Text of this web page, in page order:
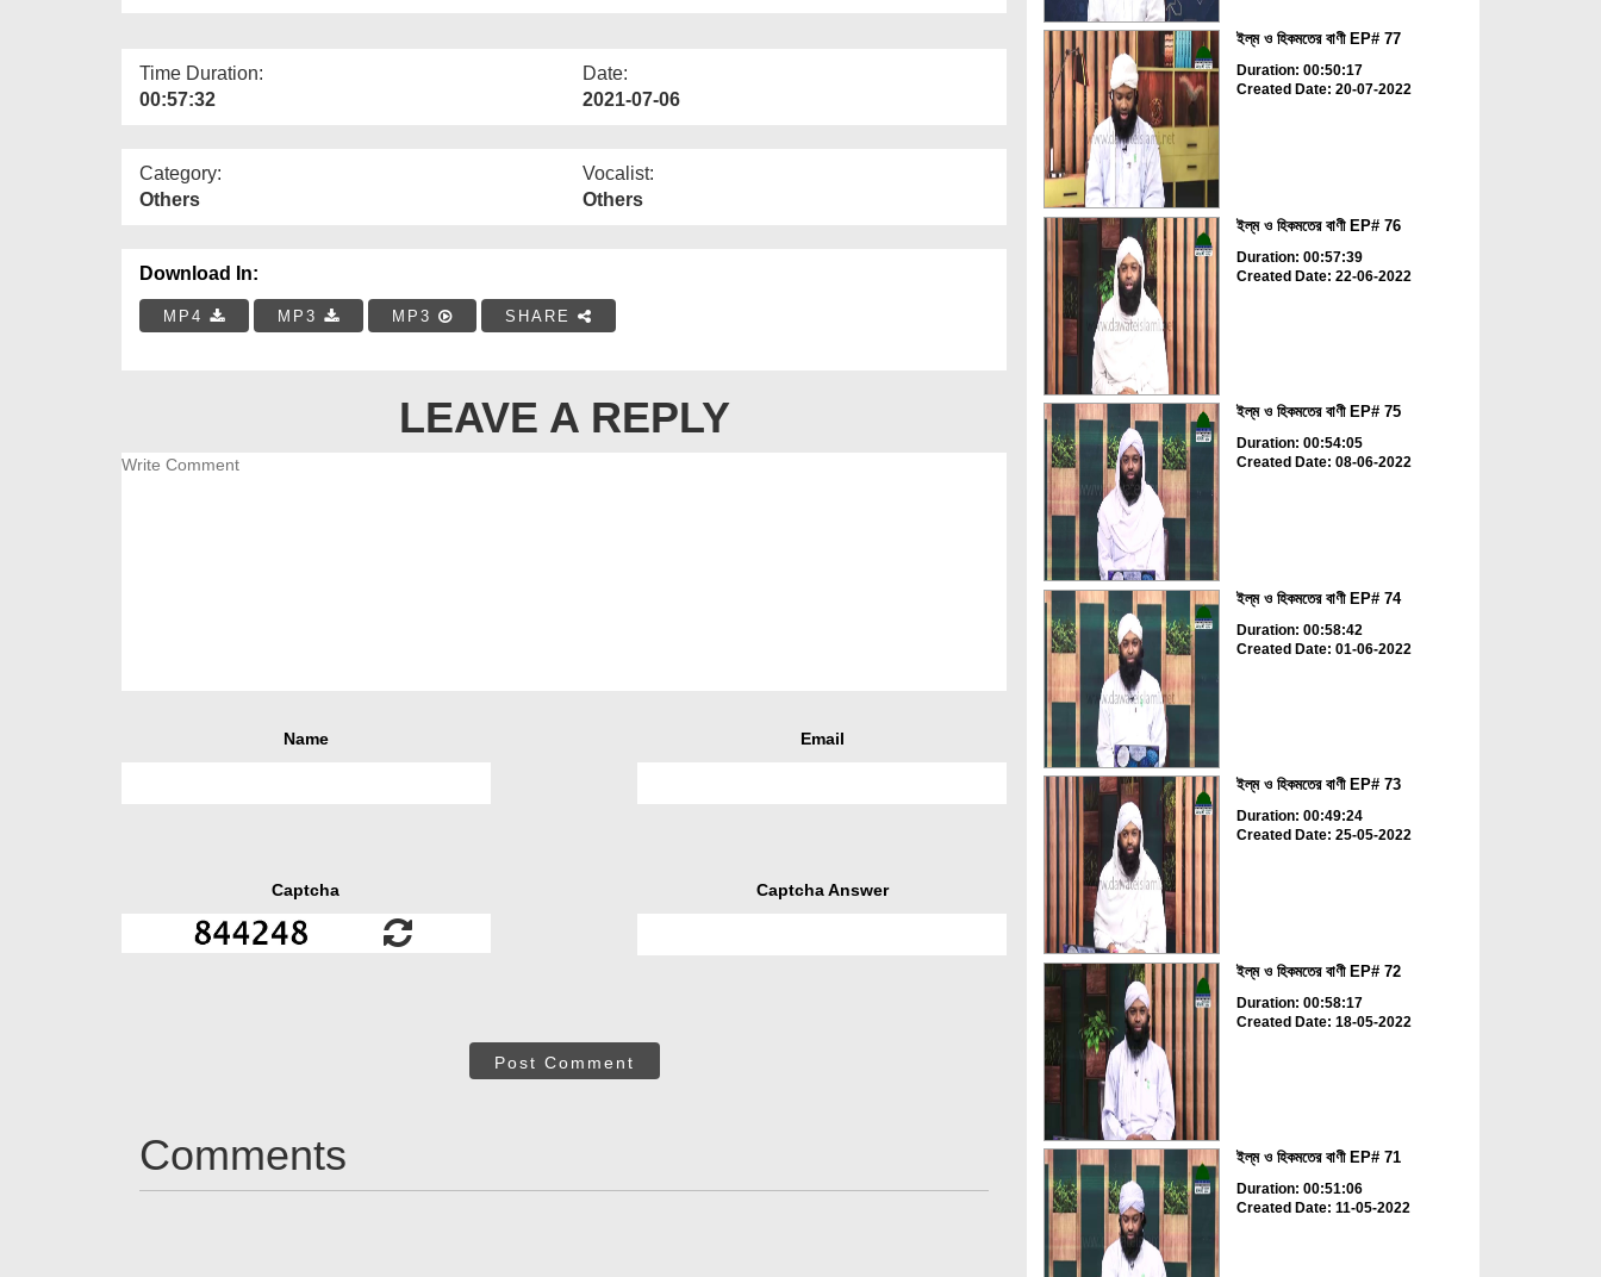
Time Duration:
00:57:32
Date:
2021-07-06
Category:
Others
Vocalist:
Others
Download In:
MP4 MP3 MP3 SHARE
LEAVE A REPLY
Name Email
Captcha Captcha Answer
Post Comment
Comments
ইল্‌ম ও হিকমতের বাণী EP# 77
Duration: 00:50:17
Created Date: 20-07-2022
ইল্‌ম ও হিকমতের বাণী EP# 76
Duration: 00:57:39
Created Date: 22-06-2022
ইল্‌ম ও হিকমতের বাণী EP# 75
Duration: 00:54:05
Created Date: 08-06-2022
ইল্‌ম ও হিকমতের বাণী EP# 74
Duration: 00:58:42
Created Date: 01-06-2022
ইল্‌ম ও হিকমতের বাণী EP# 73
Duration: 00:49:24
Created Date: 25-05-2022
ইল্‌ম ও হিকমতের বাণী EP# 72
Duration: 00:58:17
Created Date: 18-05-2022
ইল্‌ম ও হিকমতের বাণী EP# 71
Duration: 00:51:06
Created Date: 11-05-2022